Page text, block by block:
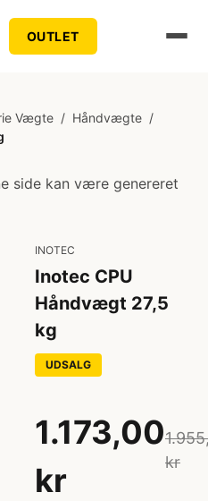
OUTLET
Vægte / Håndvægte /
side kan være genereret
INOTEC
Inotec CPU
Håndvægt 27,5
kg
UDSALG
1.173,00
kr
kr